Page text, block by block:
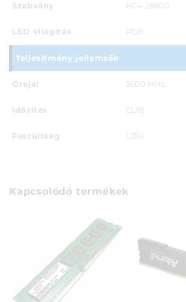
Szabvány PC4-28800
LED világítás RGB
Teljesítmény jellemzők
Órajel 3600 MHz
Időzítés CL18
Feszültség 1,35V
Kapcsolódó termékek